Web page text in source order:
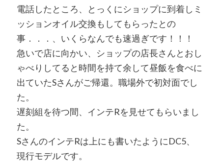
電話したところ、とっくにショップに到着しミ
ッションオイル交換もしてもらったとの
事．．．、いくらなんでも速過ぎです！！！
急いで店に向かい、ショップの店長さんとおし
ゃべりしてると時間を持て余して昼飯を食べに
出ていたSさんがご帰還。職場外で初対面でし
た。
遅刻組を待つ間、インテRを見せてもらいまし
た。
SさんのインテRは上にも書いたようにDC5、
現行モデルです。